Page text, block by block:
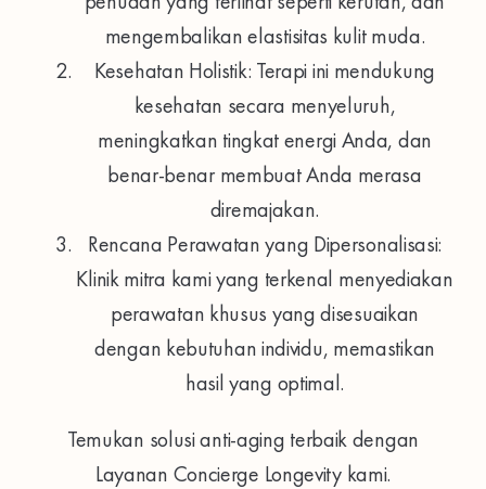
mengembalikan elastisitas kulit muda.
Kesehatan Holistik: Terapi ini mendukung
kesehatan secara menyeluruh,
meningkatkan tingkat energi Anda, dan
benar-benar membuat Anda merasa
diremajakan.
Rencana Perawatan yang Dipersonalisasi:
Klinik mitra kami yang terkenal menyediakan
perawatan khusus yang disesuaikan
dengan kebutuhan individu, memastikan
hasil yang optimal.
Temukan solusi anti-aging terbaik dengan
Layanan Concierge Longevity kami.